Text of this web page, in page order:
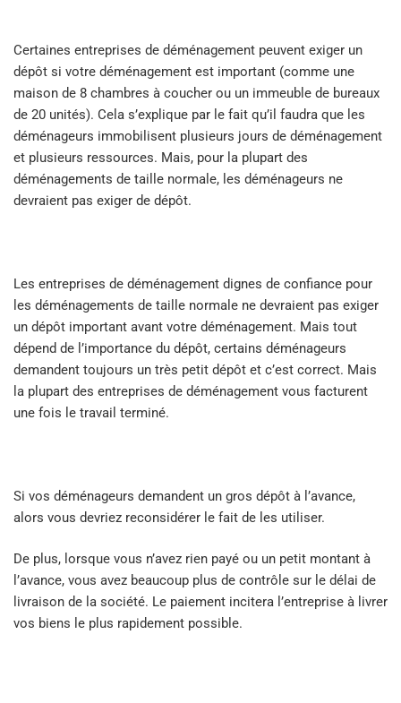
Certaines entreprises de déménagement peuvent exiger un
dépôt si votre déménagement est important (comme une
maison de 8 chambres à coucher ou un immeuble de bureaux
de 20 unités). Cela s’explique par le fait qu’il faudra que les
déménageurs immobilisent plusieurs jours de déménagement
et plusieurs ressources. Mais, pour la plupart des
déménagements de taille normale, les déménageurs ne
devraient pas exiger de dépôt.
Les entreprises de déménagement dignes de confiance pour
les déménagements de taille normale ne devraient pas exiger
un dépôt important avant votre déménagement. Mais tout
dépend de l’importance du dépôt, certains déménageurs
demandent toujours un très petit dépôt et c’est correct. Mais
la plupart des entreprises de déménagement vous facturent
une fois le travail terminé.
Si vos déménageurs demandent un gros dépôt à l’avance,
alors vous devriez reconsidérer le fait de les utiliser.
De plus, lorsque vous n’avez rien payé ou un petit montant à
l’avance, vous avez beaucoup plus de contrôle sur le délai de
livraison de la société. Le paiement incitera l’entreprise à livrer
vos biens le plus rapidement possible.